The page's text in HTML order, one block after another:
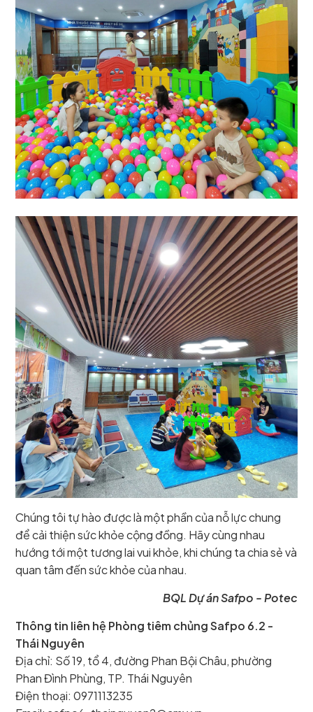
Chúng tôi tự hào được là một phần của nỗ lực chung
để cải thiện sức khỏe cộng đồng. Hãy cùng nhau
hướng tới một tương lai vui khỏe, khi chúng ta chia sẻ và
quan tâm đến sức khỏe của nhau.
BQL Dự án Safpo - Potec
Thông tin liên hệ Phòng tiêm chủng Safpo 6.2 -
Thái Nguyên
Địa chỉ: Số 19, tổ 4, đường Phan Bội Châu, phường
Phan Đình Phùng, TP. Thái Nguyên
Điện thoại: 0971113235